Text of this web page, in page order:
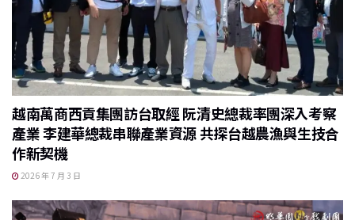
越南萬商西貢集團訪台取經 阮清史總裁率團深入考察
產業 李建華總裁串聯產業資源 共探台越農漁與生技合
作新契機
2026 年 7 月 3 日